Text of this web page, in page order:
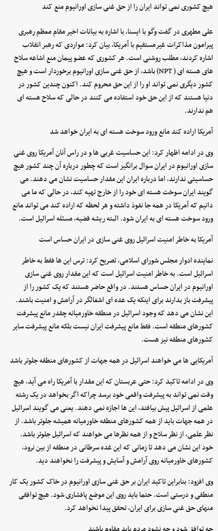
هیچ کشوری نمی تواند ایران را از حق غنی سازی اورانیوم منع کند
علی مطهری در گفت وگو با ایسنا، با اشاره به بیانات اخیر مقام معظم رهبری
پیرامون مذاکرات غیرمستقیم با آمریکا، بیان کرد: مواردی که رهبر انقلاب
اشاره کردند، مطلب روشنی است. هر کشوری که عضو پیمان منع اشاعه سلاح
های هسته ای ( NPT) باشد، از حق غنی سازی اورانیوم برخوردار است و هیچ
کشور دیگری نمی تواند او را از این حق محروم کند. اکنون چندین کشور در
دنیا هستند که از این حق خود استفاده می کنند در حالی که سلاح هسته ای
هم ندارند.
آمریکا اراده کند مانع ورود سوخت هسته ای به ایران خواهد شد
وی در ادامه اظهار کرد: این حساسیت غربی ها و در راس آنان آمریکا روی غنی
سازی اورانیوم در ایران سوال برانگیز است که چطور درباره آن چند کشور هیچ
حساسیتی ندارند، اما درباره ایران این مقدار حساسیت نشان می دهند. می
گویند ایران سوخت هسته ای خود را از خارج تهیه کند، در حالی که ما می
دانیم که آمریکا در همه جا نفوذ داشته و هر لحظه که اراده کند می تواند مانع
ورود سوخت هسته ای به ایران شود. البته ریشه قضیه، مسئله اسرائیل است.
آمریکا به خاطر امنیت اسرائیل روی غنی سازی در ایران حساس است
نماینده ادوار مجلس شورای اسلامی، تصریح کرد: ترس این ها فقط به خاطر
اسرائیل است. به خاطر امنیت اسرائیل است که این مقدار روی غنی سازی
اورانیوم در ایران حساس هستند. در واقع حاضر هستند که یک کشور را از
پیشرفت باز بدارند برای اینکه یک عده ای اشغالگر در آرامش و امنیت باشند.
این نشان می دهد که وجود اسرائیل در منطقه خاورمیانه چقدر مانع پیشرفت
کشورهای منطقه است. فقط مانع پیشرفت ایران نیست بلکه مانع پیشرفت سایر
کشورهای منطقه نیز هست.
آمریکایی ها می خواهند اسرائیل در همه جهات از کشورهای منطقه جلوتر باشد
وی در ادامه تاکید کرد: حتی عربستان که این مقدار با آمریکا راه می آید، هیچ
وقت نمی تواند به پیشرفت واقعی خود برسد چراکه اگر بخواهد در یک رشته
علمی از اسرائیل پیش بیافتد، این ها اجازه نمی دهند. یعنی می گویند اسرائیل
در همه جهات باید از همه کشورهای منطقه خاورمیانه همیشه جلوتر باشد. از
نظر علمی، از نظر سلاح و از همه نظرها می خواهند که اسرائیل جلوتر باشد.
خود این نشان می دهد تا زمانی که این غده سرطانی در منطقه از بین نرود،
کشورهای خاورمیانه روی آرامش و آسایش و پیشرفت را نخواهند دید.
وی افزود: بنابراین تاکید ایران بر حق غنی سازی اورانیوم در خاک کشور یک کار
منطقی و درستی است. حتما باید روی این موضع پافشاری شود. هیچ توافقی
منهای حق غنی سازی برای ایران، تحقق پیدا نخواهد کرد.